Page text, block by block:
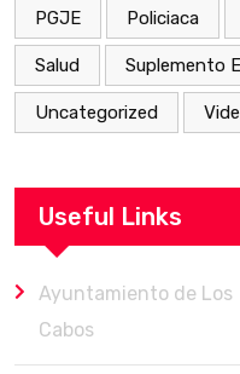
PGJE Policiaca
Salud Suplemento
Uncategorized
Useful Links
Ayuntamiento de Los
Cabos